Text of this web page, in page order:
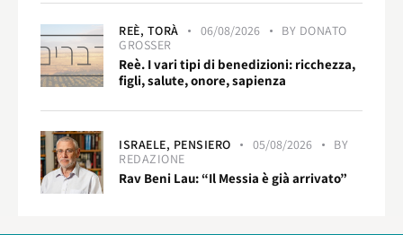
REÈ, TORÀ 06/08/2026 BY DONATO
GROSSER
Reè. I vari tipi di benedizioni: ricchezza,
figli, salute, onore, sapienza
ISRAELE, PENSIERO 05/08/2026
BY
REDAZIONE
Rav Beni Lau: “Il Messia è già arrivato”